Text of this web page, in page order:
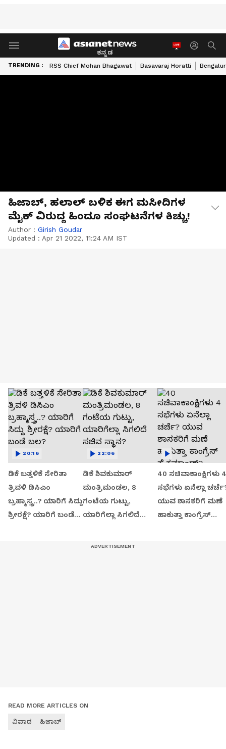
ಕನ್ನಡ
TRENDING : RSS Chief Mohan Bhagawat Basavaraj Horatti
ಹಿಜಾಬ್‌, ಹಲಾಲ್‌ ಬಳಿಕ ಈಗ ಮಸೀದಿಗಳ
ಮೈಕ್‌ ವಿರುದ್ಧ ಹಿಂದೂ ಸಂಘಟನೆಗಳ ಕಿಚ್ಚು!
Author : Girish Goudar
Updated : Apr 21 2022, 11:24 AM IST
ಡಿಕೆ ಬತ್ತಳಿಕೆ ಸೇರಿತಾ
ತ್ರಿವಳಿ ಡಿಸಿಎಂ
ಬ್ರಹ್ಮಾಸ್ತ್ರ..? ಯಾರಿಗೆ ಸಿದ್ದು
ಶ್ರೀರಕ್ಷೆ? ಯಾರಿಗೆ ಬಂಡೆ
20:16
ಡಿಕೆ ಶಿವಕುಮಾರ್
ಮಂತ್ರಿಮಂಡಲ, 8
ಗಂಟೆಯ ಗುಟ್ಟು,
ಯಾರಿಗೆಲ್ಲಾ ಸಿಗಲಿದೆ
22:06
40 ಸಚಿವಾಕಾಂಕ್ಷಿಗಳು 4
ಸಭೆಗಳು ಏನೆಲ್ಲಾ
ಯುವ ಶಾಸಕರಿಗೆ ಮಣೆ
ಹಾಕುತ್ತಾ ಕಾಂಗ್ರೆಸ್
READ MORE ARTICLES ON
ವಿವಾದ ಹಿಜಾಬ್